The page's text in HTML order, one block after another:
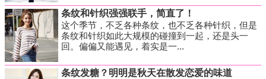
条纹和针织强强联手，简直了！
这个季节，不乏各种条纹，也不乏各种针织，但是
条纹和针织如此大规模的碰撞到一起，还是头一
回。偏偏又能遇见，着实是一...
条纹发糖？明明是秋天在散发恋爱的味道